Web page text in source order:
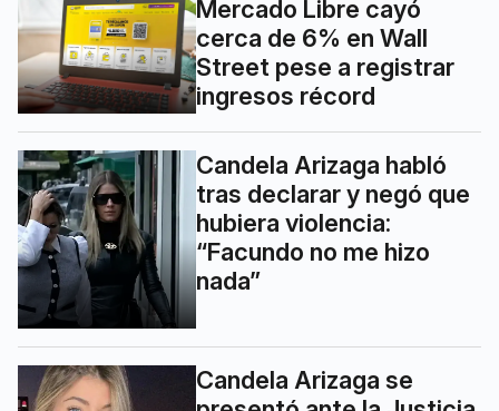
Mercado Libre cayó
cerca de 6% en Wall
Street pese a registrar
ingresos récord
Candela Arizaga habló
tras declarar y negó que
hubiera violencia:
“Facundo no me hizo
nada”
Candela Arizaga se